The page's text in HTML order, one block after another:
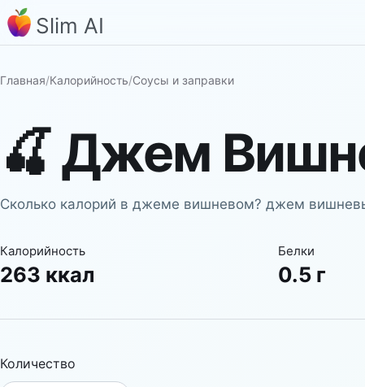
Slim AI
Главная/Калорийность/Соусы и заправки
🍒Джем
Сколько калорий в джеме вишневом? джем
Калорийность
263 ккал
Белки
0.5 г
Количество